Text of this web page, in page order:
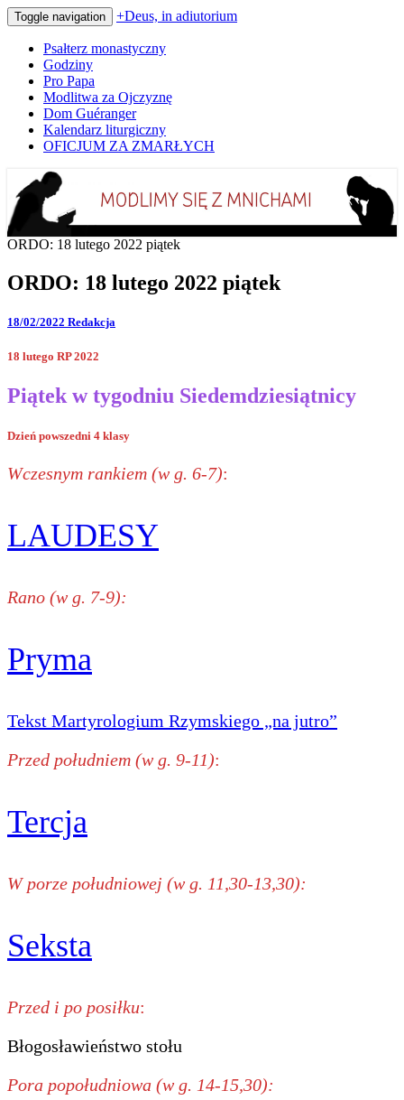
Toggle navigation +Deus, in adiutorium
Psałterz monastyczny
Godziny
Pro Papa
Modlitwa za Ojczyznę
Dom Guéranger
Kalendarz liturgiczny
OFICJUM ZA ZMARŁYCH
+Deus, in adiutorium
Codziennie modlimy się z mnichami
ORDO: 18 lutego 2022 piątek
ORDO: 18 lutego 2022 piątek
18/02/2022 Redakcja
18 lutego RP 2022
Piątek w tygodniu Siedemdziesiątnicy
Dzień powszedni 4 klasy
Wczesnym rankiem (w g. 6-7):
LAUDESY
Rano (w g. 7-9):
Pryma
Tekst Martyrologium Rzymskiego „na jutro”
Przed południem (w g. 9-11):
Tercja
W porze południowej (w g. 11,30-13,30):
Seksta
Przed i po posiłku:
Błogosławieństwo stołu
Pora popołudniowa (w g. 14-15,30):